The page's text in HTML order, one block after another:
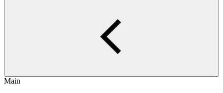
Main